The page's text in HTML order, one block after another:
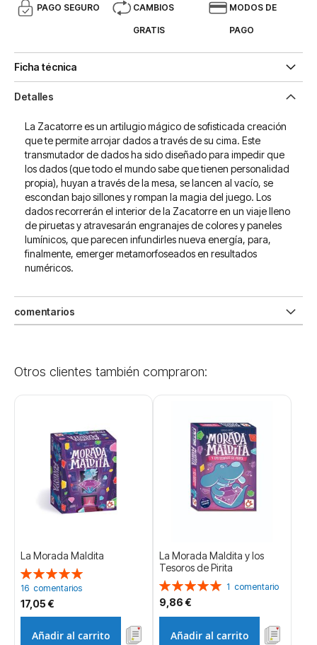
PAGO SEGURO CAMBIOS
GRATIS
MODOS DE
PAGO
Ficha técnica
Detalles
La Zacatorre es un artilugio mágico de sofisticada creación
que te permite arrojar dados a través de su cima. Este
transmutador de dados ha sido diseñado para impedir que
los dados (que todo el mundo sabe que tienen personalidad
propia), huyan a través de la mesa, se lancen al vacío, se
escondan bajo sillones y rompan la magia del juego. Los
dados recorrerán el interior de la Zacatorre en un viaje lleno
de piruetas y atravesarán engranajes de colores y paneles
lumínicos, que parecen infundirles nueva energía, para,
finalmente, emerger metamorfoseados en resultados
numéricos.
comentarios
Otros clientes también compraron:
La Morada Maldita
Valoración:
100%
16 comentarios
17,05 €
Añadir al carrito
La Morada Maldita y los
Tesoros de Pirita
Valoración:
100%
1 comentario
9,86 €
Añadir al carrito